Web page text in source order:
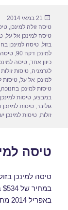
e
b
o
o
k
o
d
o
n
פורסם
בתאריך
21 במאי 2014
טיסה זולה למינכן ,
טיסה למינכן אל על ,
בזול ,טיסה למינכן
למינכן דקה 90
,טיסה
כיוון אחד ,טיסה
לגרמניה ,טיסות זולות
למינכן אל על ,טיסות
טיסות למינכן בחנוכה
במבצע ,טיסות
גוליבר ,טיסות למינכן
זולות ,טיסות למינכן
טיסה
באפריל 2014 מחיר שאסור לפספס!